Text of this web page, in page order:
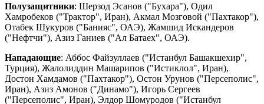
Полузащитники: Шерзод Эсанов ("Бухара"), Одил
Хамробеков ("Трактор", Иран), Акмал Мозговой ("Пахтакор"),
Отабек Шукуров ("Банияс", ОАЭ), Жамшид Искандеров
("Нефтчи"), Азиз Ганиев ("Ал Батаех", ОАЭ).
Нападающие: Аббос Файзуллаев ("Истанбул Башакшехир",
Турция), Жалолиддин Машарипов ("Истиклол", Иран),
Достон Хамдамов ("Пахтакор"), Остон Урунов ("Персеполис",
Иран), Азиз Амонов ("Динамо"), Игорь Сергеев
("Персеполис", Иран), Элдор Шомуродов ("Истанбул